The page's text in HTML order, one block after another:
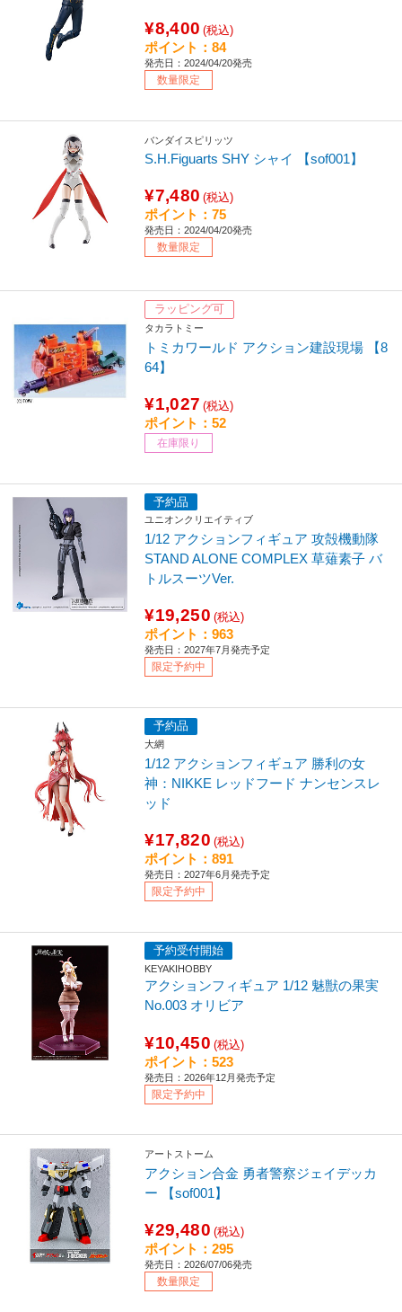
¥8,400 (税込)
ポイント：84
発売日：2024/04/20発売
数量限定
バンダイスピリッツ
S.H.Figuarts SHY シャイ 【sof001】
¥7,480 (税込)
ポイント：75
発売日：2024/04/20発売
数量限定
ラッピング可
タカラトミー
トミカワールド アクション建設現場 【8
64】
¥1,027 (税込)
ポイント：52
在庫限り
予約品
ユニオンクリエイティブ
1/12 アクションフィギュア 攻殻機動隊
STAND ALONE COMPLEX 草薙素子 バ
トルスーツVer.
¥19,250 (税込)
ポイント：963
発売日：2027年7月発売予定
限定予約中
予約品
大網
1/12 アクションフィギュア 勝利の女
神：NIKKE レッドフード ナンセンスレ
ッド
¥17,820 (税込)
ポイント：891
発売日：2027年6月発売予定
限定予約中
予約受付開始
KEYAKIHOBBY
アクションフィギュア 1/12 魅獣の果実
No.003 オリビア
¥10,450 (税込)
ポイント：523
発売日：2026年12月発売予定
限定予約中
アートストーム
アクション合金 勇者警察ジェイデッカ
ー 【sof001】
¥29,480 (税込)
ポイント：295
発売日：2026/07/06発売
数量限定